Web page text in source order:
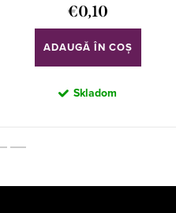
€0,10
ADAUGĂ ÎN COŞ
Skladom